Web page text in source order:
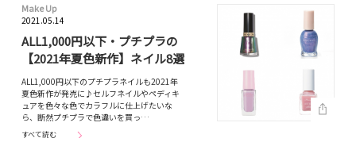
Make Up
2021.05.14
ALL1,000円以下・プチプラの
【2021年夏色新作】ネイル8選
ALL1,000円以下のプチプラネイルも2021年
夏色新作が発売に♪セルフネイルやペディキ
ュアを色々な色でカラフルに仕上げたいな
ら、断然プチプラで色違いを買っ…
すべて読む